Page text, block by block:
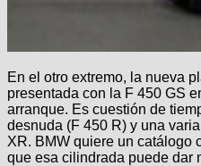
En el otro extremo, la nueva
presentada con la F 450 GS
arranque. Es cuestión de
desnuda (F 450 R) y una
XR. BMW quiere un catálogo
que esa cilindrada puede dar